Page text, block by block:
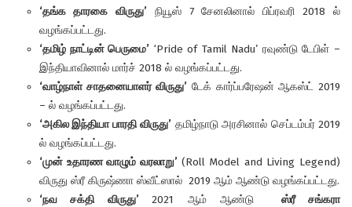
‘தங்க தாரகை விருது’நியூஸ் 7 சேனலினால் பிப்ரவரி 2018 ல்
வழங்கப்பட்டது.
‘தமிழ் நாட்டின் பெருமை’ ‘Pride of Tamil Nadu’ ரவுண்டு டேபிள் –
இந்தியாவினால் மார்ச் 2018 ல் வழங்கப்பட்டது.
‘வாழ்நாள் சாதனையாளர் விருது’ டேக் கார்ப்பரேஷன் ஆகஸ்ட் 2019
– ல் வழங்கப்பட்டது.
‘அகில இந்தியா பாரதி விருது’ தமிழ்நாடு அரசினால் செப்டம்பர் 2019
ல் வழங்கப்பட்டது.
‘முன் உதாரண வாழும் வரலாறு’ (Roll Model and Living Legend)
விருது ஸ்ரீ கிருஷ்ணா ஸ்வீட்ஸால் 2019 ஆம் ஆண்டு வழங்கப்பட்டது.
‘நவசக்தி விருது’2021 ஆம் ஆண்டு ஸ்ரீ சங்கரா